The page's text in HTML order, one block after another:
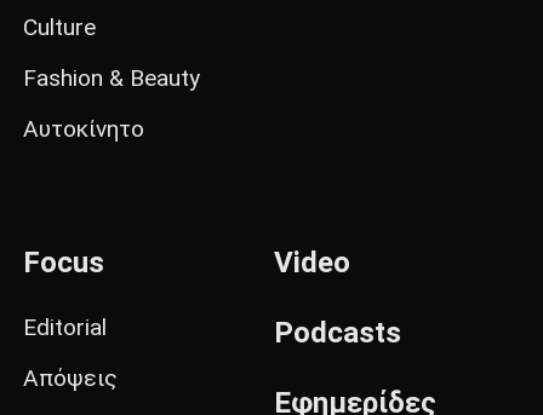
Culture
Fashion & Beauty
Αυτοκίνητο
Focus
Editorial
Απόψεις
Video
Podcasts
Εφημερίδες